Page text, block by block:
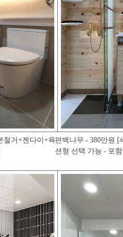
철거+젠다이+욕편백나무 - 380만원 [
션형 선택 가능 - 포